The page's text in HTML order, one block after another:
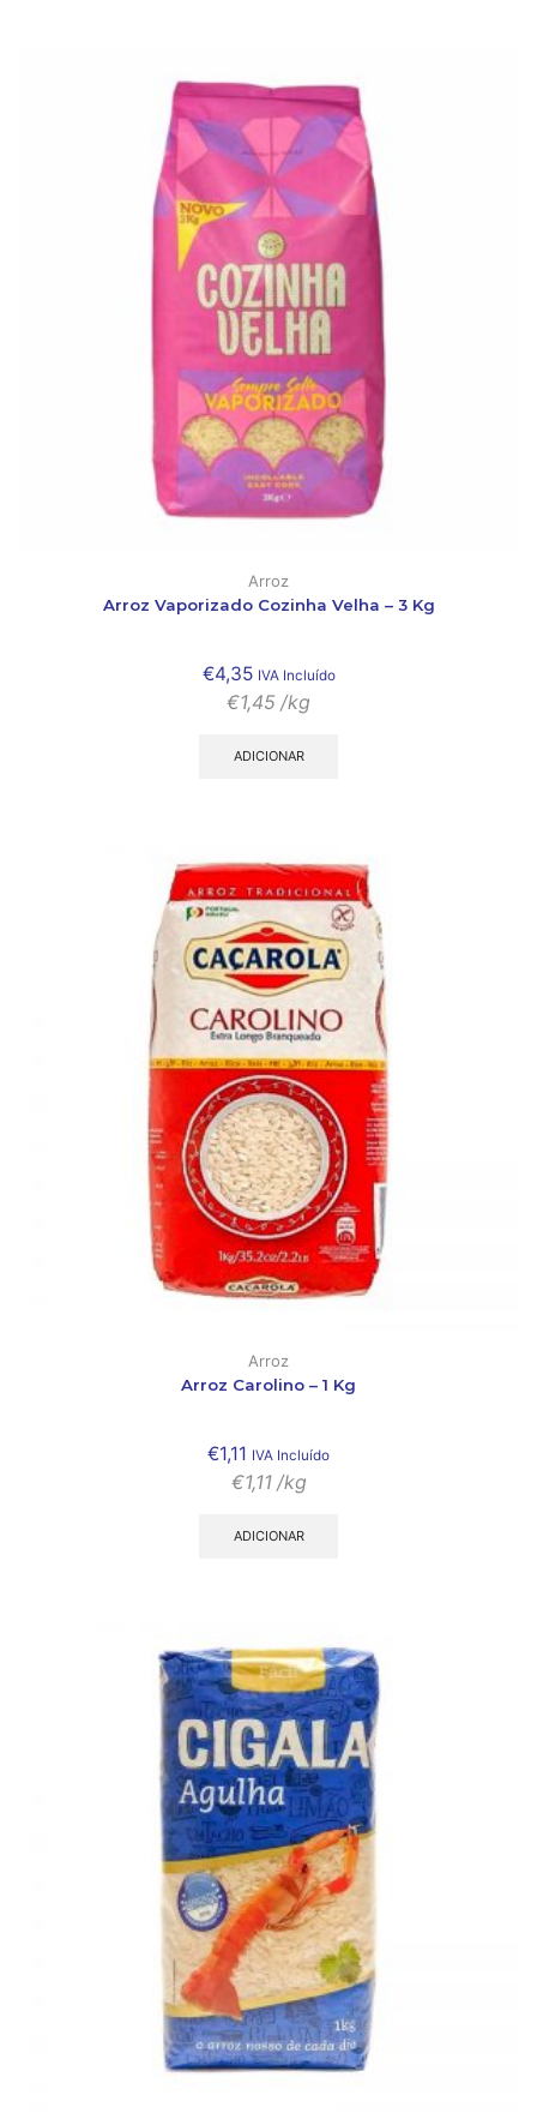
Arroz
Arroz Vaporizado Cozinha Velha – 3 Kg
€4,35 IVA Incluído
€1,45 /kg
ADICIONAR
Arroz
Arroz Carolino – 1 Kg
€1,11 IVA Incluído
€1,11 /kg
ADICIONAR